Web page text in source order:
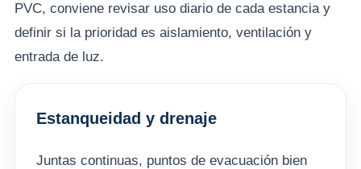
PVC, conviene revisar uso diario de cada estancia y
definir si la prioridad es aislamiento, ventilación y
entrada de luz.
Estanqueidad y drenaje
Juntas continuas, puntos de evacuación bien